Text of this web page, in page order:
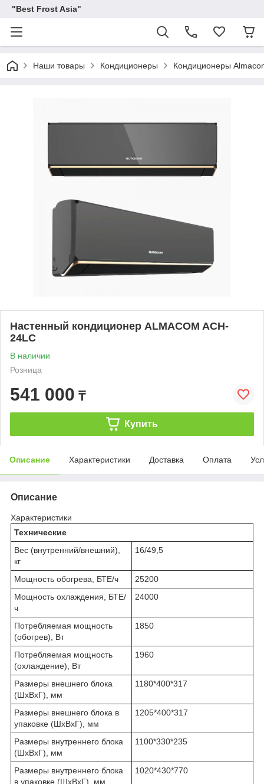
"Best Frost Asia"
Наши товары Кондиционеры Кондиционеры
Настенный кондиционер ALMACOM ACH-
24LC
В наличии
Розница
541 000 ₸
Купить
Описание Характеристики Доставка Оплата
Описание
Характеристики
Технические
Вес (внутренний/внешний),
кг
16/49,5
Мощность обогрева, БТЕ/ч
25200
Мощность охлаждения, БТЕ/
ч
24000
Потребляемая мощность
(обогрев), Вт
1850
Потребляемая мощность
(охлаждение), Вт
1960
Размеры внешнего блока
(ШхВхГ), мм
1180*400*317
Размеры внешнего блока в
упаковке (ШхВхГ), мм
1205*400*317
Размеры внутреннего блока
(ШхВхГ), мм
1100*330*235
Размеры внутреннего блока
в упаковке (ШхВхГ), мм
1020*430*770